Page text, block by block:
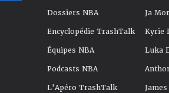
Dossiers NBA
Encyclopédie TrashTalk
Équipes NBA
Podcasts NBA
L'Apéro TrashTalk
Ja
Kyrie
Luka